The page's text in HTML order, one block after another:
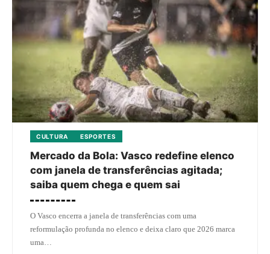
CULTURA ESPORTES
Mercado da Bola: Vasco redefine elenco
com janela de transferências agitada;
saiba quem chega e quem sai
O Vasco encerra a janela de transferências com uma
reformulação profunda no elenco e deixa claro que 2026 marca
uma…